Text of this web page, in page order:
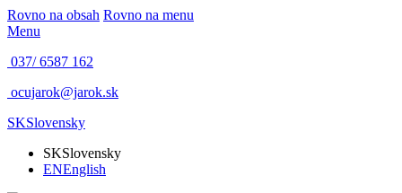
Rovno na obsah Rovno na menu
Menu
037/ 6587 162
ocujarok@jarok.sk
SKSlovensky
SKSlovensky
ENEnglish